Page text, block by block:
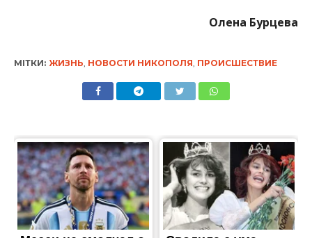
Олена Бурцева
МІТКИ: ЖИЗНЬ НОВОСТИ НИКОПОЛЯ ПРОИСШЕСТВИЕ